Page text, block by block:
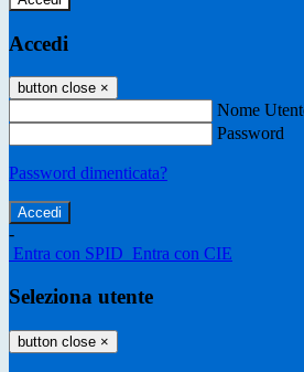
Accedi
button close ×
Nome
Password
Password dimenticata?
-
Entra con SPID Entra con CIE
Seleziona utente
button close ×